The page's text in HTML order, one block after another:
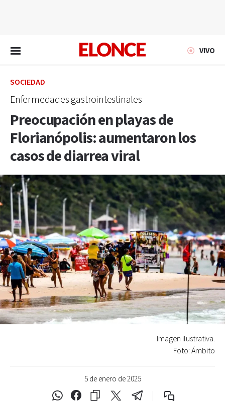
VIVO
SOCIEDAD
Enfermedades gastrointestinales
Preocupación en playas de
Florianópolis: aumentaron los
casos de diarrea viral
5 de enero de 2025
Imagen ilustrativa.
Foto: Ámbito